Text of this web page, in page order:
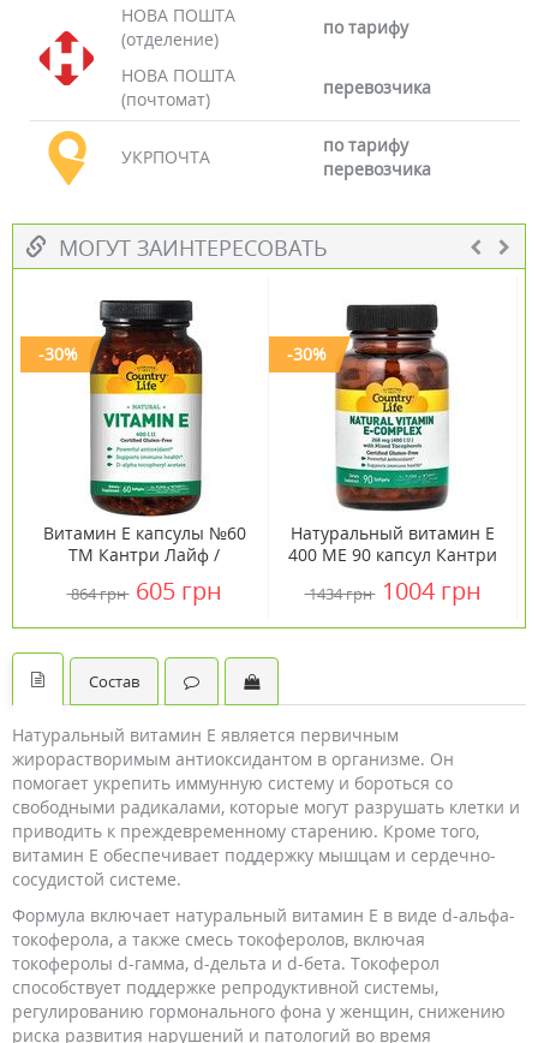
НОВА ПОШТА
(отделение)
по тарифу
НОВА ПОШТА
(почтомат)
перевозчика
УКРПОЧТА
по тарифу
перевозчика
МОГУТ ЗАИНТЕРЕСОВАТЬ
-30%
Витамин E капсулы №60
ТМ Кантри Лайф /
864 грн 605 грн
-30%
Натуральный витамин Е
400 МЕ 90 капсул Кантри
1434 грн 1004 грн
Состав
Натуральный витамин Е является первичным
жирорастворимым антиоксидантом в организме. Он
помогает укрепить иммунную систему и бороться со
свободными радикалами, которые могут разрушать клетки и
приводить к преждевременному старению. Кроме того,
витамин Е обеспечивает поддержку мышцам и сердечно-
сосудистой системе.
Формула включает натуральный витамин Е в виде d-альфа-
токоферола, а также смесь токоферолов, включая
токоферолы d-гамма, d-дельта и d-бета. Токоферол
способствует поддержке репродуктивной системы,
регулированию гормонального фона у женщин, снижению
риска развития нарушений и патологий во время